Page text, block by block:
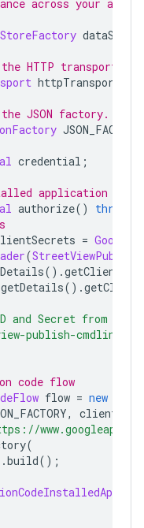
across your
HTTP transport. */
httpTransport
JSON factory. */
credential ;
application to
authorize() throws
=
(
().getClientId
getDetails().
and Secret from
publish-cmdline-
code flow
flow = new
,
(
build();